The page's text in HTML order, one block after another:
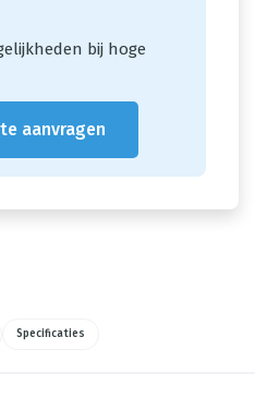
bij hoge
aanvragen
Specificaties